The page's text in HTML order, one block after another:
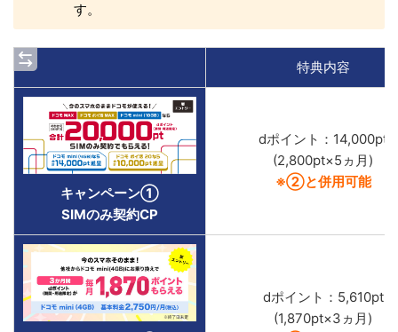
す。
特典内容
キャンペーン①
SIMのみ契約CP
dポイント：14,000pt
(2,800pt×5ヵ月)
※②と併用可能
dポイント：5,610pt
(1,870pt×3ヵ月)